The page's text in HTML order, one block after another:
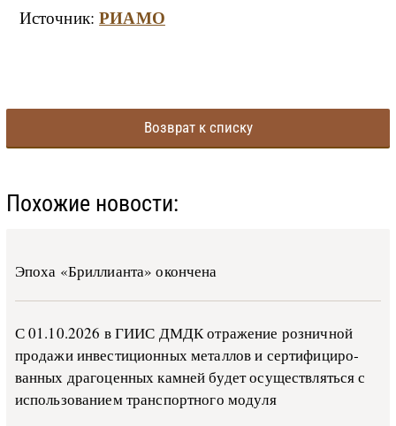
Источник:РИАМО
Возврат к списку
Похожие новости:
Эпоха «Бриллианта» окончена
С 01.10.2026 в ГИИС ДМДК от­ра­же­ние роз­ни­ч­ной
про­да­жи ин­ве­сти­ци­он­ных ме­тал­лов и сер­ти­фи­ци­ро­
ван­ных дра­го­цен­ных ка­м­ней бу­дет осу­ще­ств­лять­ся с
ис­поль­зо­ва­ни­ем тран­с­пор­т­но­го мо­ду­ля